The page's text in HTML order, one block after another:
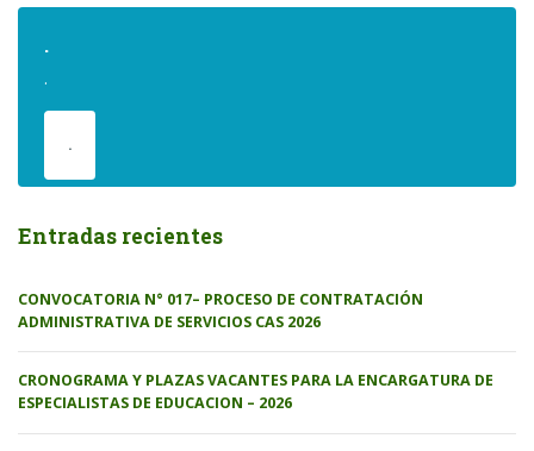
.
.
.
Entradas recientes
CONVOCATORIA N° 017– PROCESO DE CONTRATACIÓN
ADMINISTRATIVA DE SERVICIOS CAS 2026
CRONOGRAMA Y PLAZAS VACANTES PARA LA ENCARGATURA DE
ESPECIALISTAS DE EDUCACION – 2026